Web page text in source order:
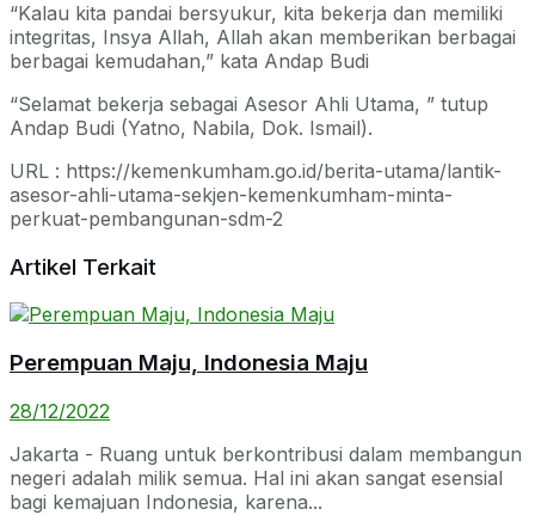
“Kalau kita pandai bersyukur, kita bekerja dan memiliki
integritas, Insya Allah, Allah akan memberikan berbagai
berbagai kemudahan,” kata Andap Budi
“Selamat bekerja sebagai Asesor Ahli Utama, ” tutup
Andap Budi (Yatno, Nabila, Dok. Ismail).
URL : https://kemenkumham.go.id/berita-utama/lantik-
asesor-ahli-utama-sekjen-kemenkumham-minta-
perkuat-pembangunan-sdm-2
Artikel Terkait
Perempuan Maju, Indonesia Maju
28/12/2022
Jakarta - Ruang untuk berkontribusi dalam membangun
negeri adalah milik semua. Hal ini akan sangat esensial
bagi kemajuan Indonesia, karena...